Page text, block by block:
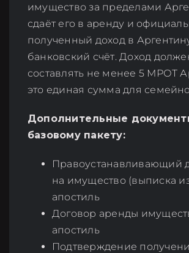
имущество за пределами
сдаёт его в аренду и
полученный доход в
банковский счёт. Доход
составлять не менее 5 МРОТ
это единая сумма для
Дополнительные
базовому пакету:
Правоустанавливающий
на имущество (выписка
апостиль
Договор аренды
апостиль
Подтверждение